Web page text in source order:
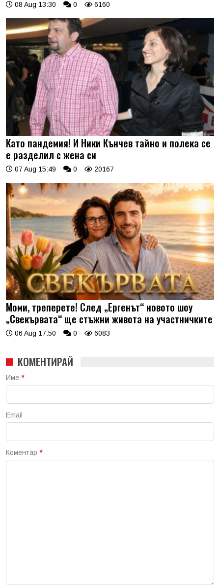
08 Aug 13:30 0 6160
Като пандемия! И Ники Кънчев тайно и полека се
е разделил с жена си
07 Aug 15:49 0 20167
Моми, треперете! След „Ергенът“ новото шоу
„Свекървата“ ще стъжни живота на участничките
06 Aug 17:50 0 6083
КОМЕНТИРАЙ
Име *
Email
Коментар *